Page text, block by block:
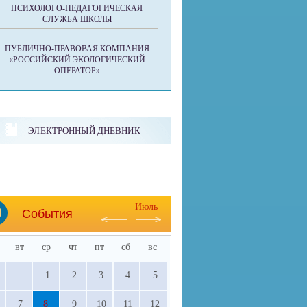
ПСИХОЛОГО-ПЕДАГОГИЧЕСКАЯ
СЛУЖБА ШКОЛЫ
ПУБЛИЧНО-ПРАВОВАЯ КОМПАНИЯ
«РОССИЙСКИЙ ЭКОЛОГИЧЕСКИЙ
ОПЕРАТОР»
ЭЛЕКТРОННЫЙ ДНЕВНИК
События
Июль
вт ср чт пт сб вс
1 2 3 4 5
7 8 9 10 11 12